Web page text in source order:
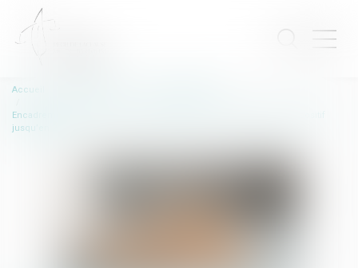
Accueil
Encadrement des loyers des baux d’habitation : prolongation du dispositif
jusqu’en 2026